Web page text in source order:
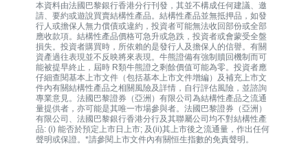
本資料由法國巴黎銀行香港分行刊發，其並不構成任何建議、邀
請、要約或遊說買賣結構性產品。結構性產品並無抵押品，如發
行人或擔保人無力償債或違約，投資者可能無法收回部份或全部
應收款項。結構性產品價格可急升或急跌，投資者或會蒙受全盤
損失。投資者購買時，所依賴的是發行人及擔保人的信譽。有關
資產過往表現並不反映將來表現。牛熊證備有強制贖回機制而可
能被提早終止，屆時 R類牛熊證之剩餘價值可能為零。投資者應
仔細查閱基本上市文件（包括基本上市文件增編）及補充上市文
件內有關結構性產品之相關風險及詳情，自行評估風險，並諮詢
專業意見。法國巴黎證券（亞洲）有限公司為結構性產品之流通
量提供者，亦可能是其唯一巿場參與者。法國巴黎證券（亞洲）
有限公司、法國巴黎銀行香港分行及其聯屬公司均不對結構性產
品: (i) 能否於預定上市日上市; 及(ii)其上市後之流通量，作出任何
聲明或保證。*請參閱上市文件內有關恒生指數的免責聲明。